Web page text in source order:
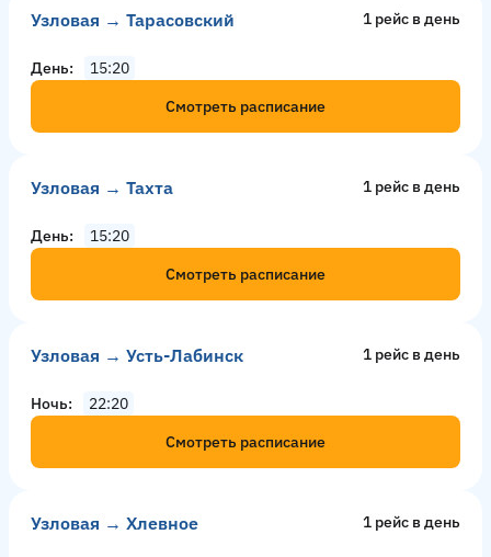
Узловая → Тарасовский 1 рейс в день
День
15:20
Смотреть расписание
Узловая → Тахта 1 рейс в день
День
15:20
Смотреть расписание
Узловая → Усть-Лабинск 1 рейс в день
Ночь
22:20
Смотреть расписание
Узловая → Хлевное 1 рейс в день